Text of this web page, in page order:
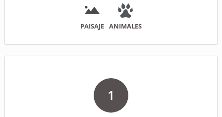
lentamente al turismo.
PAISAJE ANIMALES
1